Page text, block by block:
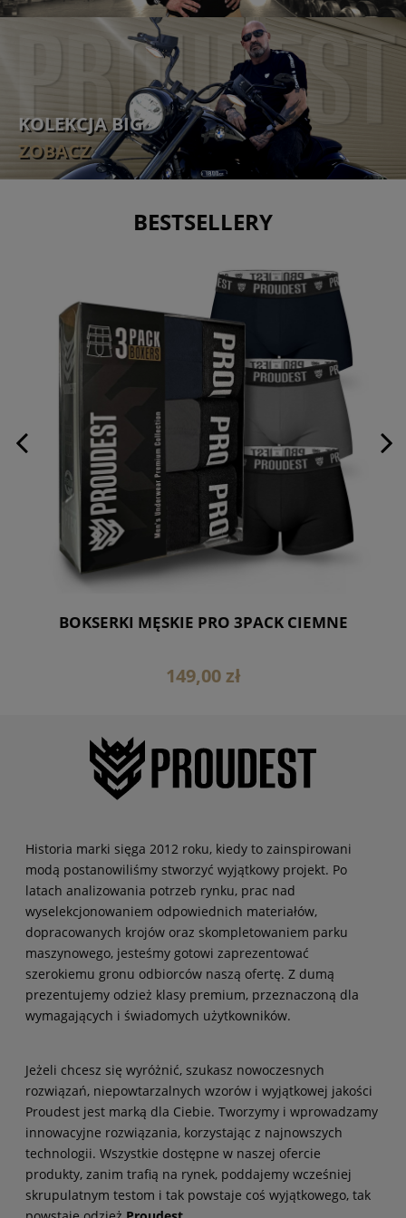
KOLEKCJA BIG
ZOBACZ
BESTSELLERY
BOKSERKI MĘSKIE PRO 3PACK CIEMNE
149,00 zł
Historia marki sięga 2012 roku, kiedy to zainspirowani
modą postanowiliśmy stworzyć wyjątkowy projekt. Po
latach analizowania potrzeb rynku, prac nad
wyselekcjonowaniem odpowiednich materiałów,
dopracowanych krojów oraz skompletowaniem parku
maszynowego, jesteśmy gotowi zaprezentować
szerokiemu gronu odbiorców naszą ofertę. Z dumą
prezentujemy odzież klasy premium, przeznaczoną dla
wymagających i świadomych użytkowników.
Jeżeli chcesz się wyróżnić, szukasz nowoczesnych
rozwiązań, niepowtarzalnych wzorów i wyjątkowej jakości
Proudest jest marką dla Ciebie. Tworzymy i wprowadzamy
innowacyjne rozwiązania, korzystając z najnowszych
technologii. Wszystkie dostępne w naszej ofercie
produkty, zanim trafią na rynek, poddajemy wcześniej
skrupulatnym testom i tak powstaje coś wyjątkowego, tak